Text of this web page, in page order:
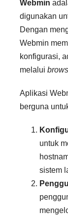
Webmin
digunakan
Dengan
Webmin
konfigurasi,
melalui
Aplikasi
berguna
untuk
sistem